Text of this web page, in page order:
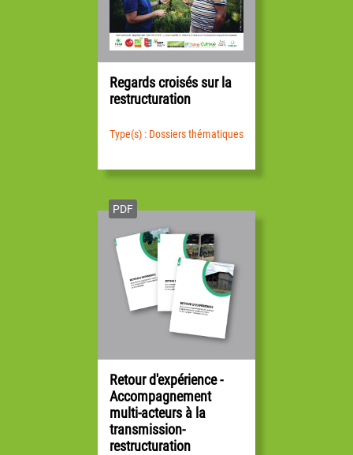
Regards croisés sur la
restructuration
Type(s) : Dossiers thématiques
PDF
Retour d'expérience -
Accompagnement
multi-acteurs à la
transmission-
restructuration